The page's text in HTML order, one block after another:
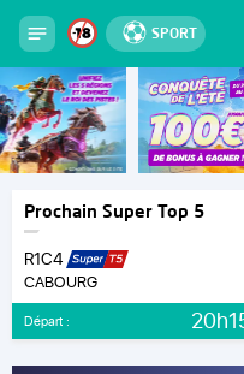
SPORT
Prochain Super Top 5
R1C4
CABOURG
Départ :